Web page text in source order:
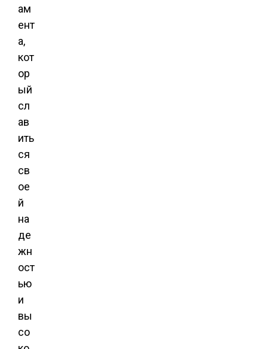
ам
ент
а,
кот
ор
ый
сл
ав
ить
ся
св
ое
й
на
де
жн
ост
ью
и
вы
со